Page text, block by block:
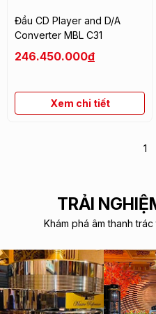
Đầu CD Player and D/A
Converter MBL C31
246.450.000đ
Xem chi tiết
1
TRẢI
Khám phá âm thanh